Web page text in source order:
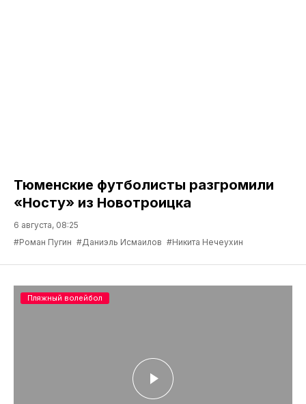
Тюменские футболисты разгромили
«Носту» из Новотроицка
6 августа, 08:25
#Роман Пугин #Даниэль Исмаилов #Никита Нечеухин
Пляжный волейбол